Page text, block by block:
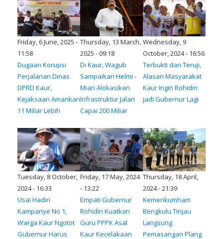
Friday, 6 June, 2025 -
11:58
Dugaan Korupsi
Perjalanan Dinas
DPRD Kaur,
Kejaksaan Amankan
11 Miliar Lebih
Thursday, 13 March,
2025 - 09:18
Di Kaur, Wagub
Sampaikan Helmi -
Mian Alokasikan
Infrastruktur Jalan
Capai 200 Miliar
Wednesday, 9
October, 2024 - 16:56
Terbukti dan Teruji,
Alasan Masyarakat
Kaur Ingin Rohidin
jadi Gubernur Lagi
Tuesday, 8 October,
2024 - 16:33
Usai Hadiri
Kampanye No 1,
Warga Kaur Ngotot
Gubernur Harus
Friday, 17 May, 2024
- 13:22
Empati Gubernur
Rohidin Kuatkan
Guru PPPK Asal
Kaur Kecelakaan
Thursday, 18 April,
2024 - 21:39
Kemenkumham
Bengkulu Tinjau
Langsung
Pemasangan Plang